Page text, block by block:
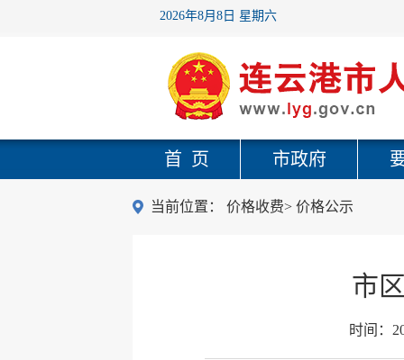
2026年8月8日 星期六
首 页 市政府
当前位置： 价格收费> 价格公示
市
时间：